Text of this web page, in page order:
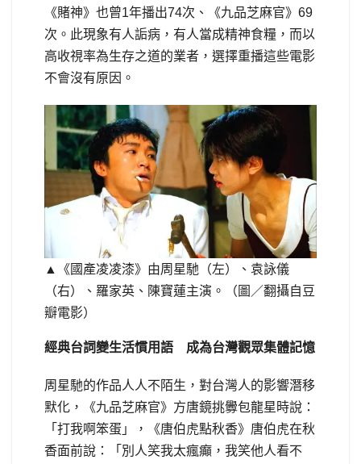
《賭神》也曾1年播出74次、《九品芝麻官》69
次。此現象有人詬病，有人當成精神食糧，而以
高收視率為生存之道的業者，選擇重播這些電影
不會沒有原因。
▲《國產凌凌漆》由周星馳（左）、袁詠儀
（右）、羅家英、陳寶蓮主演。（圖／翻攝自豆
瓣電影）
經典台詞變生活慣用語 成為台灣觀眾集體記憶
周星馳的作品人人不陌生，對台灣人的影響潛移
默化，《九品芝麻官》方唐鏡挑釁包龍星時說：
「打我啊笨蛋」，《唐伯虎點秋香》唐伯虎在秋
香面前說：「別人笑我太瘋癲，我笑他人看不